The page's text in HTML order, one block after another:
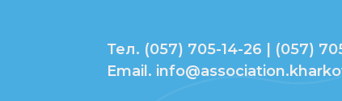
Тел. (057) 705-14-26 | (057)
Email.